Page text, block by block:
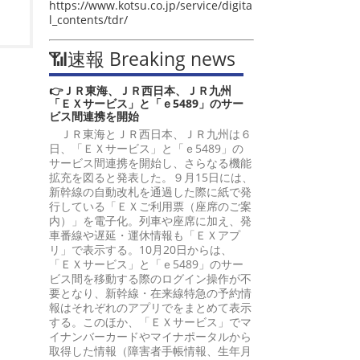
https://www.kotsu.co.jp/service/digita
l_contents/tdr/
📶速報 Breaking news
👉ＪＲ東海、ＪＲ西日本、ＪＲ九州
「ＥＸサービス」と「ｅ5489」のサー
ビス間連携を開始
ＪＲ東海とＪＲ西日本、ＪＲ九州は６
日、「ＥＸサービス」と「ｅ5489」の
サービス間連携を開始し、さらなる機能
拡充を図ると発表した。９月15日には、
新幹線の自動改札を通過した際に紙で発
行している「ＥＸご利用票（座席のご案
内）」を電子化。列車や座席に加え、発
車番線や遅延・運休情報も「ＥＸアプ
リ」で表示する。10月20日からは、
「ＥＸサービス」と「ｅ5489」のサー
ビス間を移動する際のログイン操作が不
要となり、新幹線・在来線特急の予約情
報はそれぞれのアプリでをまとめて表示
する。このほか、「ＥＸサービス」でマ
イナンバーカードやマイナポータルから
取得した情報（障害者手帳情報、生年月